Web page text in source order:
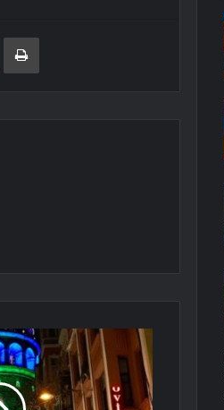
E-Posta ile paylaş Yazdır